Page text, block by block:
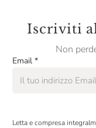
Iscriviti
Non
Email *
Letta e compresa